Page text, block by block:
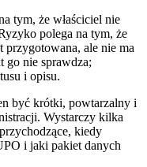
tym, że właściciel nie
polega na tym, że
przygotowana, ale nie ma
go nie sprawdza;
i opisu.
być krótki, powtarzalny i
Wystarczy kilka
kiedy
i jaki pakiet danych